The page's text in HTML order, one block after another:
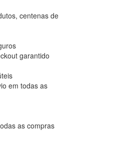
centenas de
garantido
em todas as
as compras